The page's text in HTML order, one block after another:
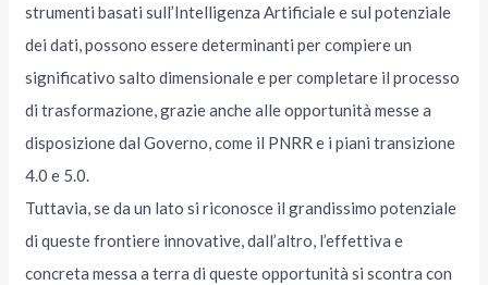
strumenti basati sull’Intelligenza Artificiale e sul potenziale
dei dati, possono essere determinanti per compiere un
significativo salto dimensionale e per completare il processo
di trasformazione, grazie anche alle opportunità messe a
disposizione dal Governo, come il PNRR e i piani transizione
4.0 e 5.0.
Tuttavia, se da un lato si riconosce il grandissimo potenziale
di queste frontiere innovative, dall’altro, l’effettiva e
concreta messa a terra di queste opportunità si scontra con